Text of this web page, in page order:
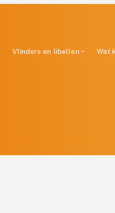
Vlinders en libellen Wat